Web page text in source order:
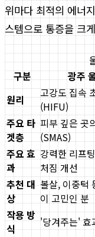
위마다 최적의 에너
스템으로 통증을 크
구분
광주
원리
고강도 집속
(HIFU)
주요 타
겟층
피부 깊은 곳
(SMAS)
주요 효
과
강력한 리프
처짐 개선
추천 대
상
볼살, 이중턱
이 고민인 분
작용 방
식
'당겨주는'